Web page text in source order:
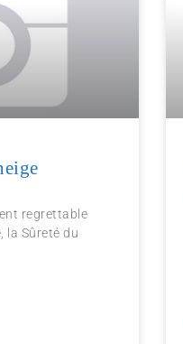
regrettable
la Sûreté du